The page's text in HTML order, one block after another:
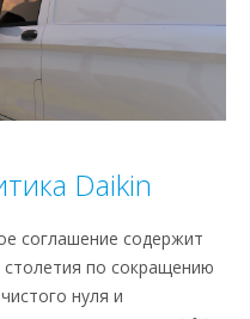
Daikin
соглашение содержит
по сокращению
нуля и